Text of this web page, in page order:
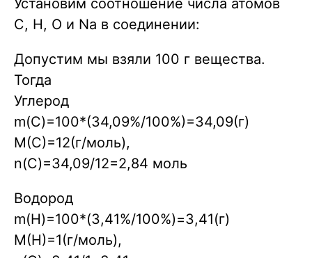
Установим соотношение числа атомов
C, H, O и Nа в соединении:
Допустим мы взяли 100 г вещества.
Тогда
Углерод
m(C)=100*(34,09%/100%)=34,09(г)
M(C)=12(г/моль),
n(C)=34,09/12=2,84 моль
Водород
m(H)=100*(З,41%/100%)=З,41(г)
M(H)=1(г/моль),